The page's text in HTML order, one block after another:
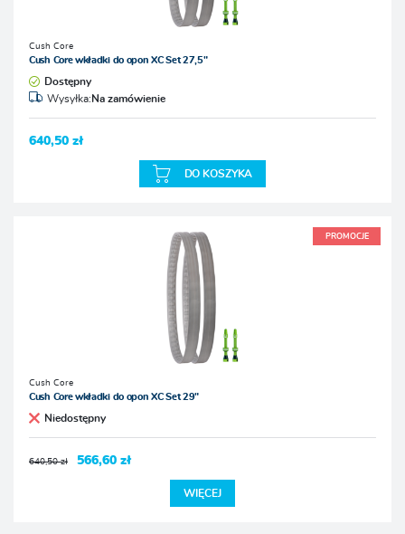
Cush Core
Cush Core wkładki do opon XC Set 27,5"
Dostępny
Wysyłka:Na zamówienie
640,50 zł
DO KOSZYKA
PROMOCJE
Cush Core
Cush Core wkładki do opon XC Set 29"
Niedostępny
640,50 zł 566,60 zł
WIĘCEJ